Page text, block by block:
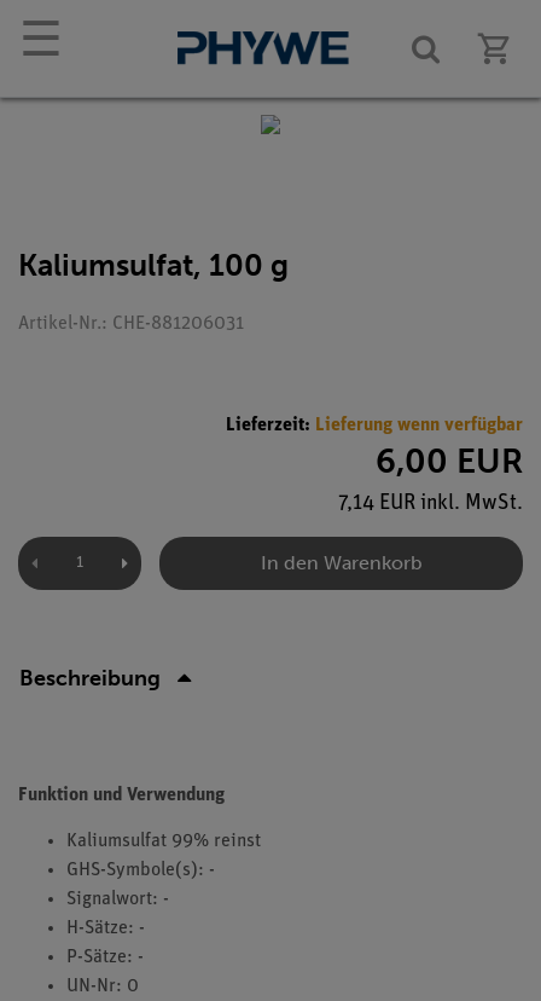
☰
Kaliumsulfat, 100 g
Artikel-Nr.: CHE-881206031
Lieferzeit: Lieferung wenn verfügbar
6,00 EUR
7,14 EUR inkl. MwSt.
In den Warenkorb
Beschreibung
Funktion und Verwendung
Kaliumsulfat 99% reinst
GHS-Symbole(s): -
Signalwort: -
H-Sätze: -
P-Sätze: -
UN-Nr: 0